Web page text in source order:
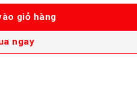
giỏ hàng
ngay